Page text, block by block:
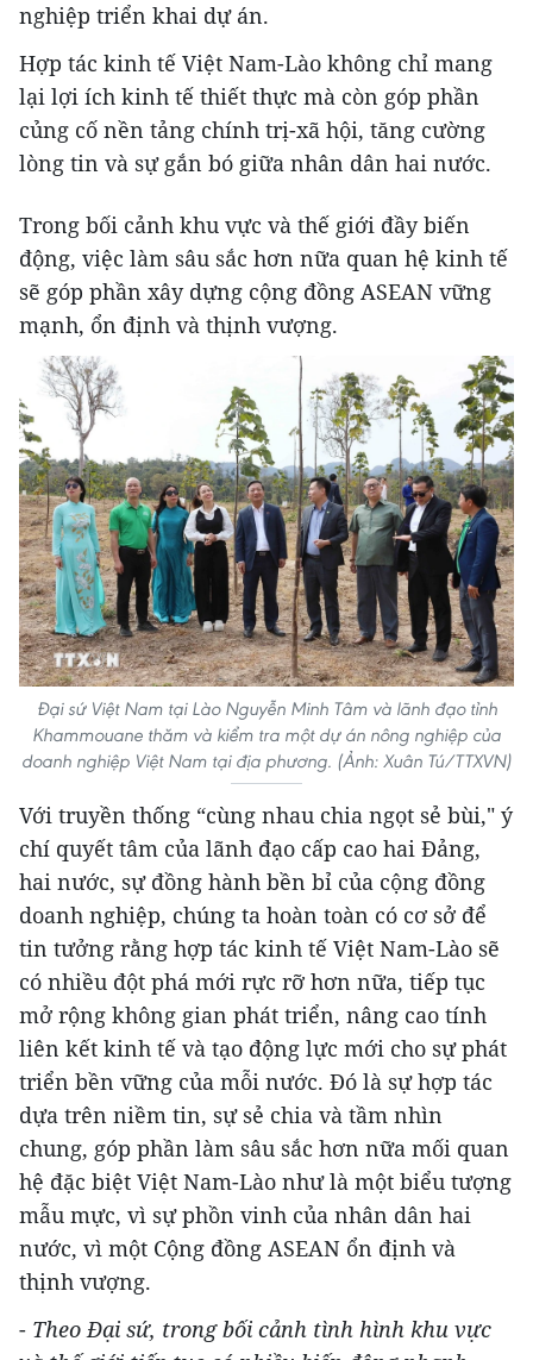
nghiệp triển khai dự án.
Hợp tác kinh tế Việt Nam-Lào không chỉ mang
lại lợi ích kinh tế thiết thực mà còn góp phần
củng cố nền tảng chính trị-xã hội, tăng cường
lòng tin và sự gắn bó giữa nhân dân hai nước.
Trong bối cảnh khu vực và thế giới đầy biến
động, việc làm sâu sắc hơn nữa quan hệ kinh tế
sẽ góp phần xây dựng cộng đồng ASEAN vững
mạnh, ổn định và thịnh vượng.
Đại sứ Việt Nam tại Lào Nguyễn Minh Tâm và lãnh đạo tỉnh
Khammouane thăm và kiểm tra một dự án nông nghiệp của
doanh nghiệp Việt Nam tại địa phương. (Ảnh: Xuân Tú/TTXVN)
Với truyền thống “cùng nhau chia ngọt sẻ bùi," ý
chí quyết tâm của lãnh đạo cấp cao hai Đảng,
hai nước, sự đồng hành bền bỉ của cộng đồng
doanh nghiệp, chúng ta hoàn toàn có cơ sở để
tin tưởng rằng hợp tác kinh tế Việt Nam-Lào sẽ
có nhiều đột phá mới rực rỡ hơn nữa, tiếp tục
mở rộng không gian phát triển, nâng cao tính
liên kết kinh tế và tạo động lực mới cho sự phát
triển bền vững của mỗi nước. Đó là sự hợp tác
dựa trên niềm tin, sự sẻ chia và tầm nhìn
chung, góp phần làm sâu sắc hơn nữa mối quan
hệ đặc biệt Việt Nam-Lào như là một biểu tượng
mẫu mực, vì sự phồn vinh của nhân dân hai
nước, vì một Cộng đồng ASEAN ổn định và
thịnh vượng.
- Theo Đại sứ, trong bối cảnh tình hình khu vực